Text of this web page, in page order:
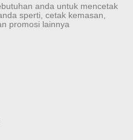
anda untuk mencetak
sperti, cetak kemasan,
promosi lainnya